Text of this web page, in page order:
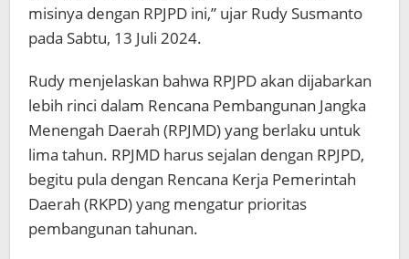
misinya dengan RPJPD ini,” ujar Rudy Susmanto
pada Sabtu, 13 Juli 2024.
Rudy menjelaskan bahwa RPJPD akan dijabarkan
lebih rinci dalam Rencana Pembangunan Jangka
Menengah Daerah (RPJMD) yang berlaku untuk
lima tahun. RPJMD harus sejalan dengan RPJPD,
begitu pula dengan Rencana Kerja Pemerintah
Daerah (RKPD) yang mengatur prioritas
pembangunan tahunan.